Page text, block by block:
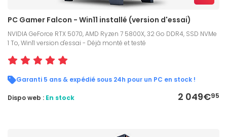
PC Gamer Falcon - Win11 installé (version d'essai)
NVIDIA GeForce RTX 5070, AMD Ryzen 7 5800X, 32 Go DDR4, SSD NVMe
1 To, Win11 version d'essai - Déjà monté et testé
Garanti 5 ans & expédié sous 24h pour un PC en stock !
2 049€95
Dispo web : En stock